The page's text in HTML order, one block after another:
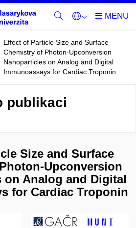
Effect of Particle Size and Surface
Chemistry of Photon-Upconversion
Nanoparticles on Analog and Digital
Immunoassays for Cardiac Troponin
publikaci
Size and Surface
Upconversion
on Analog and Digital
for Cardiac Troponin